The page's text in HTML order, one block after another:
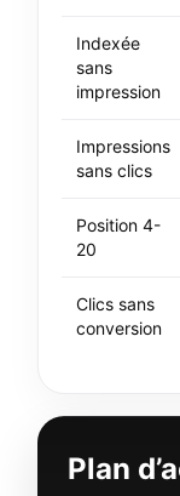
Indexée
sans
impression
Impressions
sans clics
Position 4-
20
Clics sans
conversion
Plan